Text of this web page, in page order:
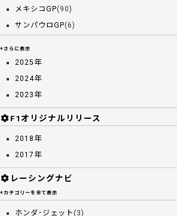
メキシコGP(90)
サンパウロGP(6)
+さらに表示
2025年
2024年
2023年
F1オリジナルリリース
2018年
2017年
レーシングナビ
+カテゴリーを全て表示
ホンダ･ジェット(3)